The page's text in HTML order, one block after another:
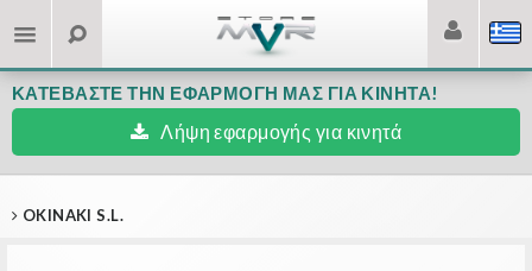
ΚΑΤΕΒΆΣΤΕ ΤΗΝ ΕΦΑΡΜΟΓΉ ΜΑΣ ΓΙΑ ΚΙΝΗΤΆ!
Λήψη εφαρμογής για κινητά
OKINAKI S.L.